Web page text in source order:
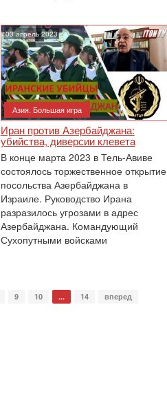
03 апрель 2023
Азия. Большая игра
Иран против Азербайджана:
убийства, диверсии клевета
В конце марта 2023 в Тель-Авиве
состоялось торжественное открытие
посольства Азербайджана в
Израиле. Руководство Ирана
разразилось угрозами в адрес
Азербайджана. Командующий
Сухопутными войсками
9 10 ... 14 вперед